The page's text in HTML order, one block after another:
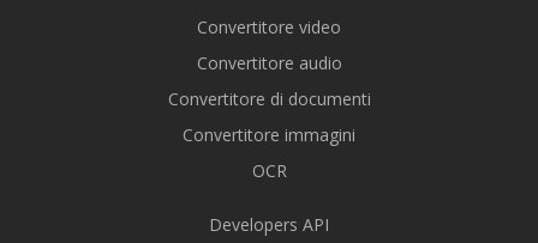
Convertitore video
Convertitore audio
Convertitore di documenti
Convertitore immagini
OCR
Developers API